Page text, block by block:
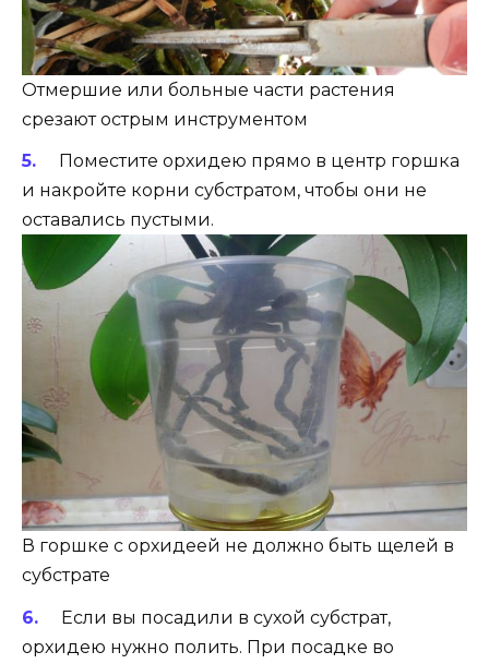
Отмершие или больные части растения
срезают острым инструментом
Поместите орхидею прямо в центр горшка
и накройте корни субстратом, чтобы они не
оставались пустыми.
В горшке с орхидеей не должно быть щелей в
субстрате
Если вы посадили в сухой субстрат,
орхидею нужно полить. При посадке во